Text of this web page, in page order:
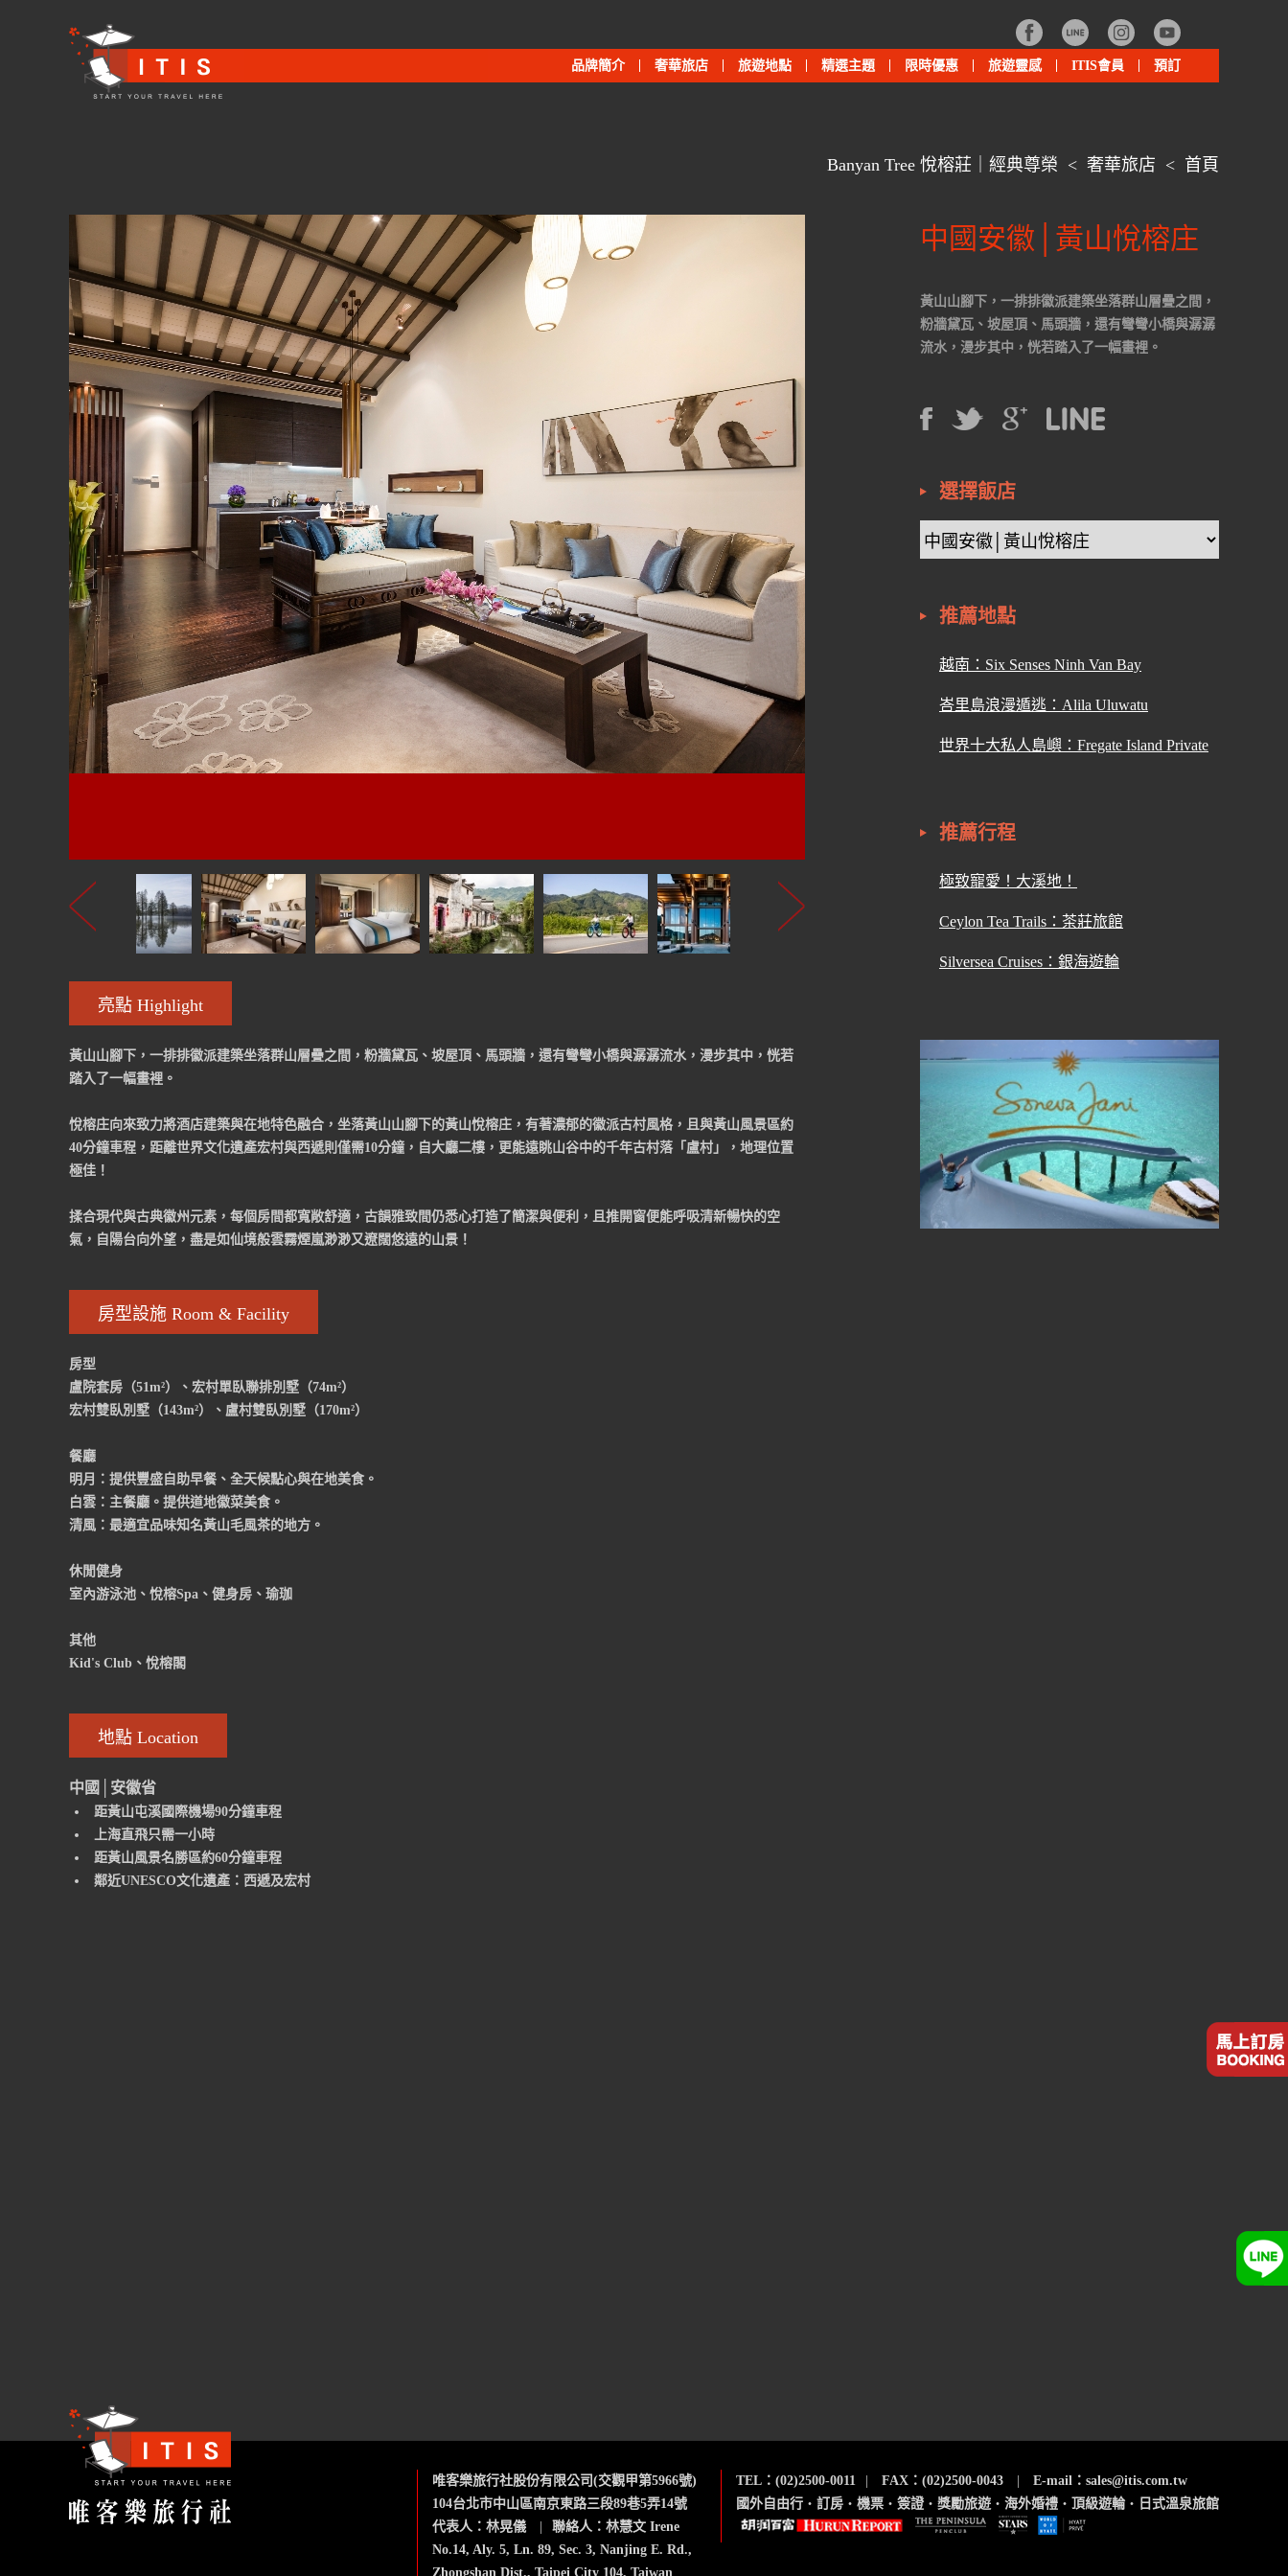
Banyan Tree 悅榕莊｜經典尊榮 < 奢華旅店 < 首頁
亮點 Highlight
黃山山腳下，一排排徽派建築坐落群山層疊之間，粉牆黛瓦、坡屋頂、馬頭牆，還有彎彎小橋與潺潺流水，漫步其中，恍若
踏入了一幅畫裡。
悅榕庄向來致力將酒店建築與在地特色融合，坐落黃山山腳下的黃山悅榕庄，有著濃郁的徽派古村風格，且與黃山風景區約
40分鐘車程，距離世界文化遺產宏村與西遞則僅需10分鐘，自大廳二樓，更能遠眺山谷中的千年古村落「盧村」，地理位置
極佳！
揉合現代與古典徽州元素，每個房間都寬敞舒適，古韻雅致間仍悉心打造了簡潔與便利，且推開窗便能呼吸清新暢快的空
氣，自陽台向外望，盡是如仙境般雲霧煙嵐渺渺又遼闊悠遠的山景！
房型設施 Room & Facility
房型
盧院套房（51m²）、宏村單臥聯排別墅（74m²）
宏村雙臥別墅（143m²）、盧村雙臥別墅（170m²）
餐廳
明月：提供豐盛自助早餐、全天候點心與在地美食。
白雲：主餐廳。提供道地徽菜美食。
清風：最適宜品味知名黃山毛風茶的地方。
休閒健身
室內游泳池、悅榕Spa、健身房、瑜珈
其他
Kid's Club、悅榕閣
地點 Location
中國│安徽省
距黃山屯溪國際機場90分鐘車程
上海直飛只需一小時
距黃山風景名勝區約60分鐘車程
鄰近UNESCO文化遺產：西遞及宏村
中國安徽│黃山悅榕庄
黃山山腳下，一排排徽派建築坐落群山層疊之間，
粉牆黛瓦、坡屋頂、馬頭牆，還有彎彎小橋與潺潺
流水，漫步其中，恍若踏入了一幅畫裡。
選擇飯店
推薦地點
越南：Six Senses Ninh Van Bay
峇里島浪漫遁逃：Alila Uluwatu
世界十大私人島嶼：Fregate Island Private
推薦行程
極致寵愛！大溪地！
Ceylon Tea Trails：茶莊旅館
Silversea Cruises：銀海遊輪
TEL：(02)2500-0011 FAX：(02)2500-0043
E-mail：sales@itis.com.tw
國外自由行 ‧ 訂房 ‧ 機票 ‧ 簽證 ‧ 獎勵旅遊 ‧ 海外婚禮 ‧ 頂級遊輪 ‧ 日式溫泉旅館
唯客樂旅行社股份有限公司(交觀甲第5966號)
104台北市中山區南京東路三段89巷5弄14號
代表人：林晃儀
聯絡人：林慧文 Irene
No.14, Aly. 5, Ln. 89, Sec. 3, Nanjing E. Rd.,
Zhongshan Dist., Taipei City 104, Taiwan
品牌簡介 奢華旅店 旅遊地點 精選主題 限時優惠 旅遊靈感 ITIS會員 預訂